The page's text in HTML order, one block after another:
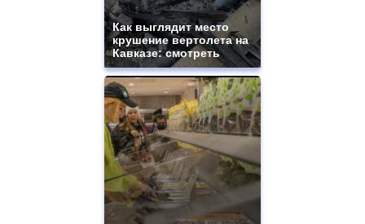
Как выглядит место
крушение вертолета на
Кавказе: смотреть